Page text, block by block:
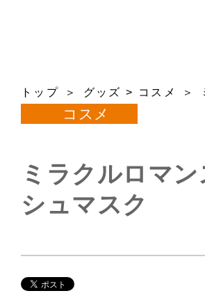
トップ グッズ > コスメ
コスメ
ミラクルロマ
シュマスク